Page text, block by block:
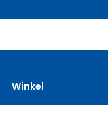
Winkel